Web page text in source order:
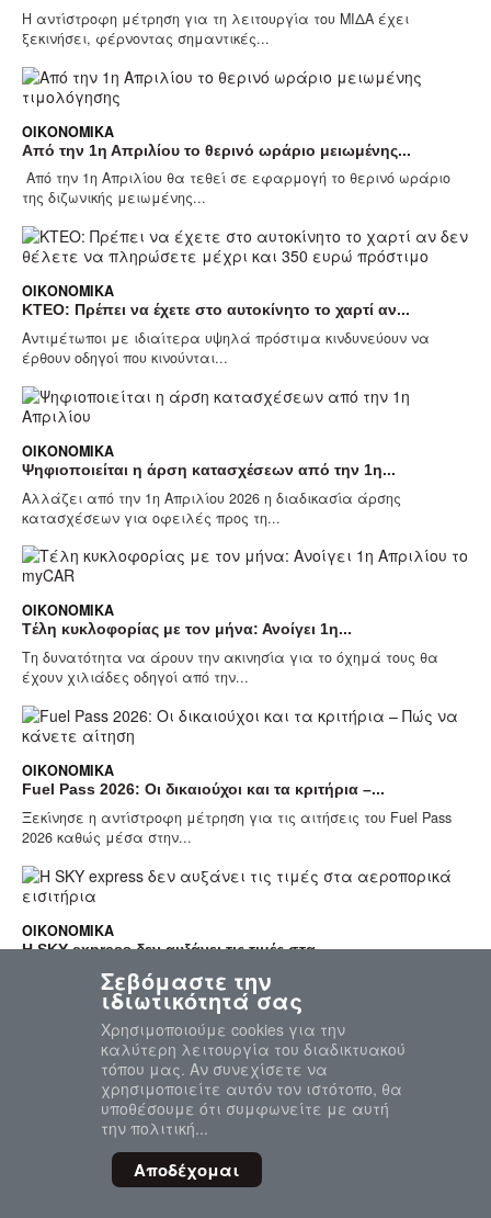
Η αντίστροφη μέτρηση για τη λειτουργία του ΜΙΔΑ έχει
ξεκινήσει, φέρνοντας σημαντικές...
ΟΙΚΟΝΟΜΙΚΆ
Από την 1η Απριλίου το θερινό ωράριο μειωμένης...
Από την 1η Απριλίου θα τεθεί σε εφαρμογή το θερινό ωράριο
της διζωνικής μειωμένης...
ΟΙΚΟΝΟΜΙΚΆ
KTEO: Πρέπει να έχετε στο αυτοκίνητο το χαρτί αν...
Αντιμέτωποι με ιδιαίτερα υψηλά πρόστιμα κινδυνεύουν να
έρθουν οδηγοί που κινούνται...
ΟΙΚΟΝΟΜΙΚΆ
Ψηφιοποιείται η άρση κατασχέσεων από την 1η...
Αλλάζει από την 1η Απριλίου 2026 η διαδικασία άρσης
κατασχέσεων για οφειλές προς τη...
ΟΙΚΟΝΟΜΙΚΆ
Tέλη κυκλοφορίας με τον μήνα: Ανοίγει 1η...
Τη δυνατότητα να άρουν την ακινησία για το όχημά τους θα
έχουν χιλιάδες οδηγοί από την...
ΟΙΚΟΝΟΜΙΚΆ
Fuel Pass 2026: Οι δικαιούχοι και τα κριτήρια –...
Ξεκίνησε η αντίστροφη μέτρηση για τις αιτήσεις του Fuel Pass
2026 καθώς μέσα στην...
ΟΙΚΟΝΟΜΙΚΆ
Η SKY express δεν αυξάνει τις τιμές στα...
Η SKY express ενημερώνει ότι παρά τις αυξήσεις στις τιμές των
καυσίμων, που προκύπτουν...
ΟΙΚΟΝΟΜΙΚΆ
Η αύξηση του κόστους ενέργειας λόγω εξελίξεων...
Η Μέση Ανατολή αποτελεί διαχρονικά μια από τις πιο κρίσιμες
περιοχές για την παγκόσμια...
Σεβόμαστε την
ιδιωτικότητά σας
Χρησιμοποιούμε cookies για την
καλύτερη λειτουργία του διαδικτυακού
τόπου μας. Αν συνεχίσετε να
χρησιμοποιείτε αυτόν τον ιστότοπο, θα
υποθέσουμε ότι συμφωνείτε με αυτή
την πολιτική...
Αποδέχομαι